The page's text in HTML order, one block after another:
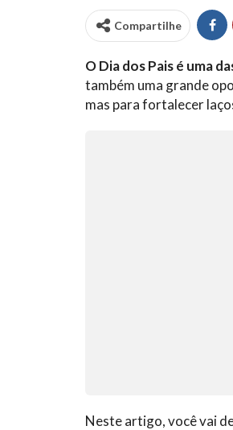
Compartilhe
O Dia dos Pais é uma
também uma grande
mas para fortalecer
Neste artigo, você vai